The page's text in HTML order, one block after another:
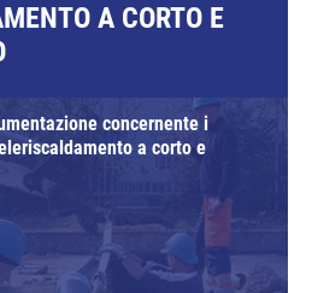
A CORTO E
concernente i
a corto e